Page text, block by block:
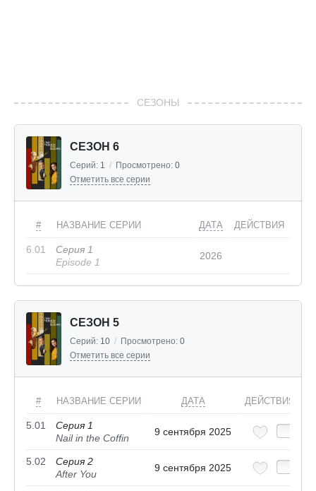
СЕЗОНЫ
СЕЗОН 6
Серий: 1 / Просмотрено: 0
Отметить все серии
# НАЗВАНИЕ СЕРИИ ДАТА ДЕЙСТВИЯ
6.01
Серия 1
Episode 1
2026
СЕЗОН 5
Серий: 10 / Просмотрено: 0
Отметить все серии
# НАЗВАНИЕ СЕРИИ ДАТА ДЕЙСТВИЯ
5.01
Серия 1
Nail in the Coffin
9 сентября 2025
5.02
Серия 2
After You
9 сентября 2025